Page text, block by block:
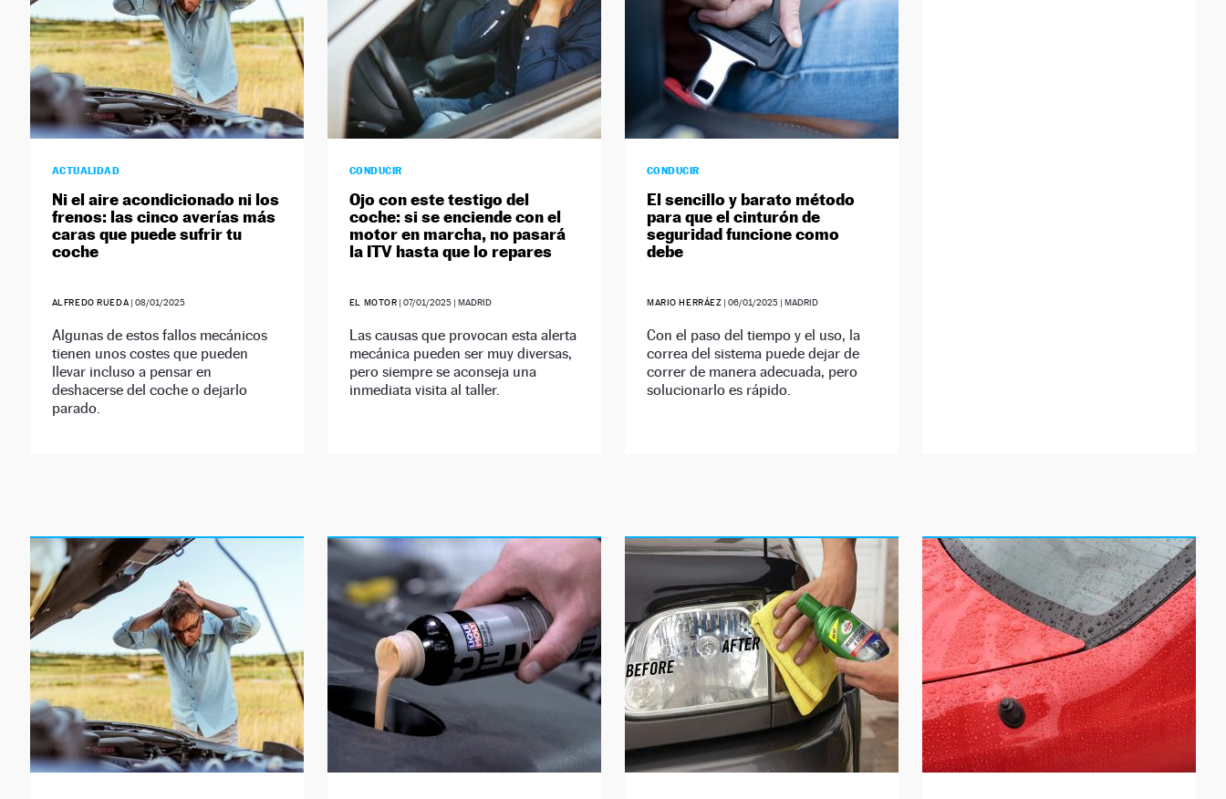
ACTUALIDAD
Ni el aire acondicionado ni los
frenos: las cinco averías más
caras que puede sufrir tu
coche
ALFREDO RUEDA |08/01/2025
Algunas de estos fallos mecánicos
tienen unos costes que pueden
llevar incluso a pensar en
deshacerse del coche o dejarlo
parado.
CONDUCIR
Ojo con este testigo del
coche: si se enciende con el
motor en marcha, no pasará
la ITV hasta que lo repares
EL MOTOR |07/01/2025 | MADRID
Las causas que provocan esta alerta
mecánica pueden ser muy diversas,
pero siempre se aconseja una
inmediata visita al taller.
CONDUCIR
El sencillo y barato método
para que el cinturón de
seguridad funcione como
debe
MARIO HERRÁEZ |06/01/2025 | MADRID
Con el paso del tiempo y el uso, la
correa del sistema puede dejar de
correr de manera adecuada, pero
solucionarlo es rápido.